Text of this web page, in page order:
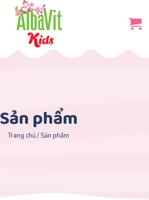
Sản phẩm
Trang chủ/ Sản phẩm